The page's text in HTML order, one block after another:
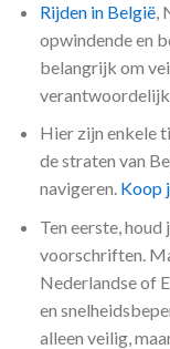
Rijden in België,
opwindende en
belangrijk om
Hier zijn enkele
de straten van
navigeren. Koop
Ten eerste,
voorschriften.
Nederlandse of
en
alleen veilig,